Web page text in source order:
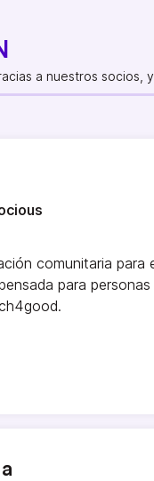
a nuestros socios,
comunitaria para
para